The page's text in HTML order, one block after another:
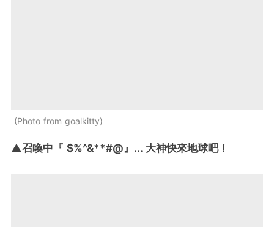
Photo from goalkitty
▲召喚中『 $%^&**#@』... 大神快來地球吧！